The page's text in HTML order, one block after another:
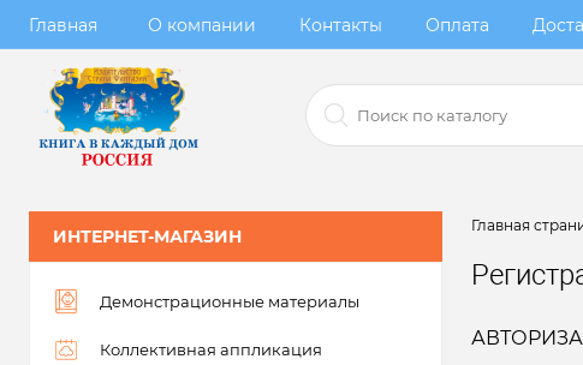
Главная О компании Контакты Оплата
ИНТЕРНЕТ-МАГАЗИН
Демонстрационные материалы
Коллективная аппликация
Главная